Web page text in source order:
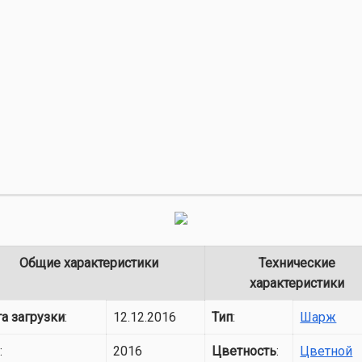
Общие характеристики
Технические
характеристики
загрузки: 12.12.2016 Тип: Шарж
: 2016 Цветность: Цветной